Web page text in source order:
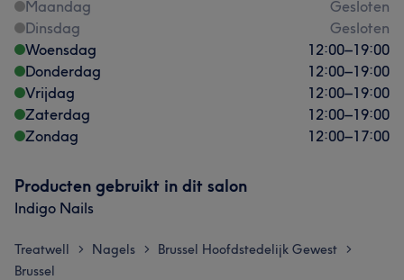
Maandag
Gesloten
Dinsdag
Gesloten
Woensdag
12:00–19:00
Donderdag
12:00–19:00
Vrijdag
12:00–19:00
Zaterdag
12:00–19:00
Zondag
12:00–17:00
Producten gebruikt in dit salon
Indigo Nails
Treatwell > Nagels > Brussel Hoofdstedelijk Gewest >
Brussel